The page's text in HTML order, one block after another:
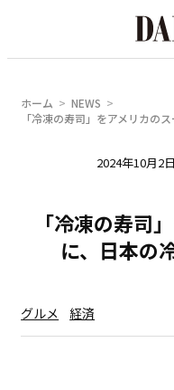
ホーム
NEWS
「冷凍の寿司」をアメリカの
2024年10月2日
「冷凍の寿司
に、日本の
グルメ 経済